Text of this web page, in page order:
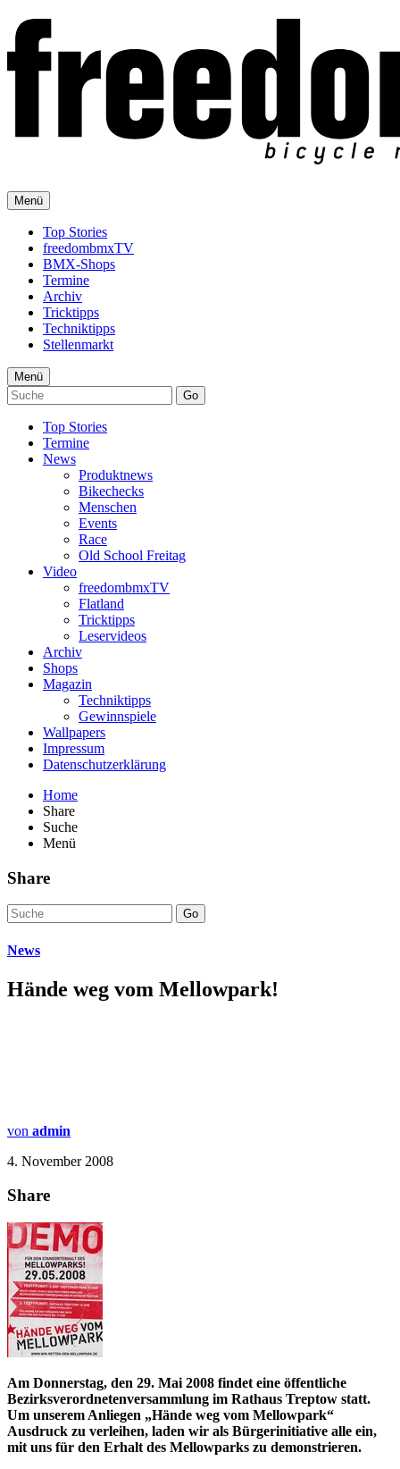
Menü
Top Stories
freedombmxTV
BMX-Shops
Termine
Archiv
Tricktipps
Techniktipps
Stellenmarkt
Menü
Go
Top Stories
Termine
News
Produktnews
Bikechecks
Menschen
Events
Race
Old School Freitag
Video
freedombmxTV
Flatland
Tricktipps
Leservideos
Archiv
Shops
Magazin
Techniktipps
Gewinnspiele
Wallpapers
Impressum
Datenschutzerklärung
Home
Share
Suche
Menü
Share
Go
News
Hände weg vom Mellowpark!
von admin
4. November 2008
Share
Am Donnerstag, den 29. Mai 2008 findet eine öffentliche
Bezirksverordnetenversammlung im Rathaus Treptow statt.
Um unserem Anliegen „Hände weg vom Mellowpark“
Ausdruck zu verleihen, laden wir als Bürgerinitiative alle ein,
mit uns für den Erhalt des Mellowparks zu demonstrieren.